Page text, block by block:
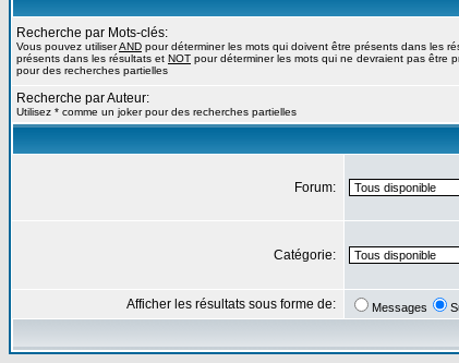
Recherche par Mots-clés:
Vous pouvez utiliserAND pour déterminer les mots qui doivent être présents dans les
présents dans les résultats et NOT pour déterminer les mots qui ne devraient pas être
pour des recherches partielles
Recherche par Auteur:
Utilisez * comme un joker pour des recherches partielles
Forum:
Catégorie:
Afficher les résultats sous forme de: Messages